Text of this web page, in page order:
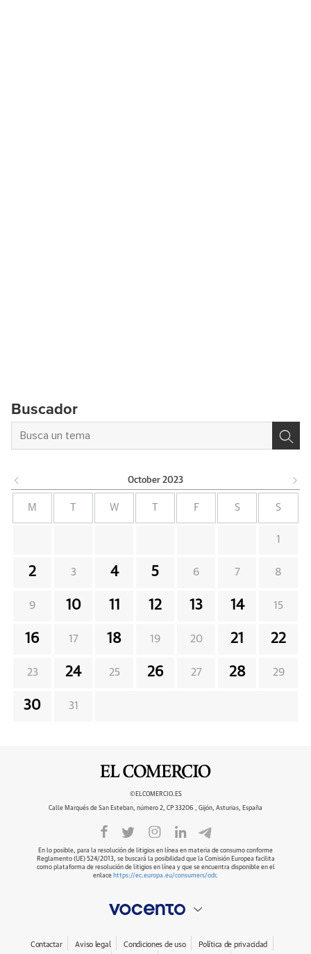
Buscador
October 2023
M W F S S
1
2 3 4 5 6 7 8
9 10 11 12 13 14 15
16 17 18 19 20 21 22
23 24 25 26 27 28 29
30 31
©ELCOMERCIO.ES
Calle Marqués de San Esteban, número 2, CP 33206 , Gijón, Asturias, España
En lo posible, para la resolución de litigios en línea en materia de consumo conforme
Reglamento (UE) 524/2013, se buscará la posibilidad que la Comisión Europea facilita
como plataforma de resolución de litigios en línea y que se encuentra disponible en el
enlace https://ec.europa.eu/consumers/odr.
Contactar Aviso legal Condiciones de uso Política de privacidad